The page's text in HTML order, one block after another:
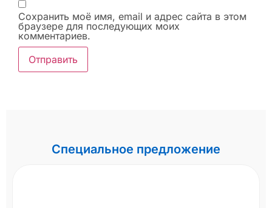
Сохранить моё имя, email и адрес сайта в этом
браузере для последующих моих
комментариев.
Специальное предложение